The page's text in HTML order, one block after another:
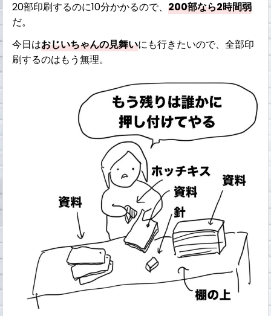
20部印刷するのに10分かかるので、200部なら2時間弱
だ。
今日はおじいちゃんの見舞いにも行きたいので、全部印
刷するのはもう無理。